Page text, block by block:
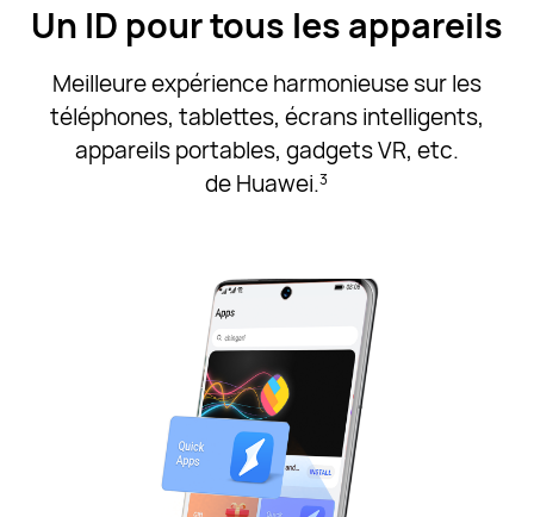
Un ID pour tous les appareils
Meilleure expérience harmonieuse sur les
téléphones, tablettes, écrans intelligents,
appareils portables, gadgets VR, etc.
de Huawei.3